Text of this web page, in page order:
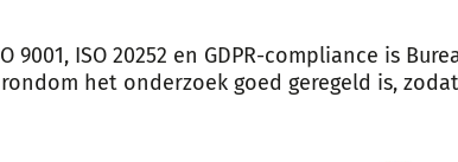
9001, ISO 20252 en GDPR-compliance is
het onderzoek goed geregeld is,